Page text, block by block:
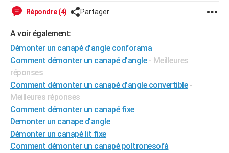
Destinations
City break
Voyage nature
Voyage de noces
Forum
Climat
GUIDES D'ACHAT
BONS PLANS
CARTE DE VOEUX
Carte de Noël
Carte Bonne année
Carte Saint-Valentin
Carte Pâques
Carte d'anniversaire
DICTIONNAIRE
Dictionnaire
Biographies
Citations
Expressions
Proverbes
PROGRAMME TV
COPAINS D'AVANT
Répondre (4) Partager
A voir également:
Démonter un canapé d'angle conforama
Comment démonter un canapé d'angle - Meilleures
réponses
Comment démonter un canapé d'angle convertible -
Meilleures réponses
Comment démonter un canapé fixe
Demonter un canape d'angle
Démonter un canapé lit fixe
Comment démonter un canapé poltronesofà